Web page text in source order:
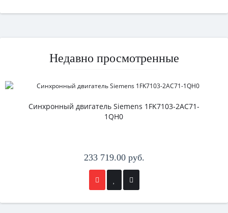
Недавно просмотренные
Синхронный двигатель Siemens 1FK7103-2AC71-
1QH0
233 719.00 руб.